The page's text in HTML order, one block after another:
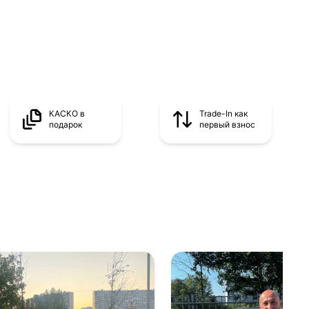
КАСКО в
подарок
Trade-In как
первый взнос